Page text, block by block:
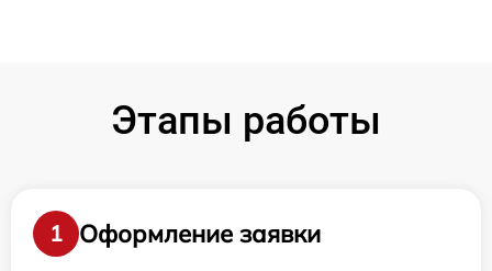
Этапы работы
1
Оформление заявки